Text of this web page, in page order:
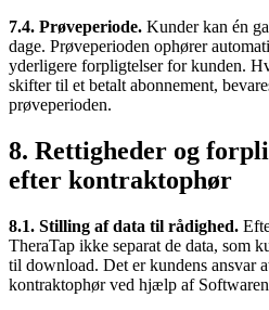
7.4. Prøveperiode. Kunder kan én
dage. Prøveperioden ophører
yderligere forpligtelser for kunden.
skifter til et betalt abonnement,
prøveperioden.
8. Rettigheder og
efter kontraktophør
8.1. Stilling af data til rådighed.
TheraTap ikke separat de data, som
til download. Det er kundens ansvar
kontraktophør ved hjælp af